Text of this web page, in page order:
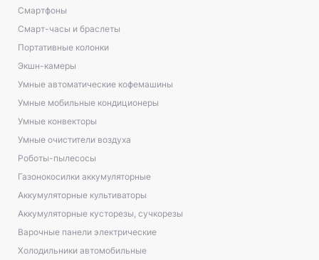
Смартфоны
Смарт-часы и браслеты
Портативные колонки
Экшн-камеры
Умные автоматические кофемашины
Умные мобильные кондиционеры
Умные конвекторы
Умные очистители воздуха
Роботы-пылесосы
Газонокосилки аккумуляторные
Аккумуляторные культиваторы
Аккумуляторные кусторезы, сучкорезы
Варочные панели электрические
Холодильники автомобильные